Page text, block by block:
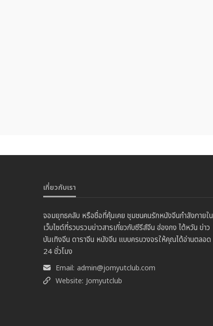
เกี่ยวกับเรา
จอมยุทธคลับ หรือชื่อที่คุ้นเคย ชุมชนคนรักหนังจีนกำลังภายใน
เว็บไซต์ที่รวบรวมข่าวสารเกี่ยวกับซีรีส์จีน ฮ่องกง ไต้หวัน ข่าว
บันเทิงจีน ดาราจีน หนังจีน แบบครบวงจรให้คุณได้อ่านตลอด
24 ชั่วโมง
Email: admin@jomyutclub.com
Website: Jomyutclub